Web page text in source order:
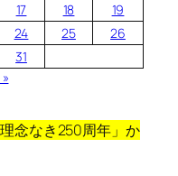
17 18
19
24 25
26
31
念なき250周年」 か